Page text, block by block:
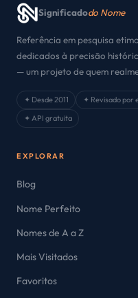
Significadodo Nome
Referência em pesquisa
dedicados à precisão
— um projeto de quem
✦ Desde 2011 ✦ Revisado por
✦ API gratuita
EXPLORAR
Blog
Nome Perfeito
Nomes de A a Z
Mais Visitados
Favoritos